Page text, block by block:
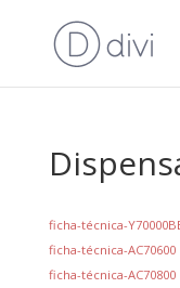
ficha-técnica-
ficha-técnica-AC70600
ficha-técnica-AC70800